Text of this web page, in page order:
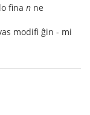
fina n ne
modifi ĝin - mi